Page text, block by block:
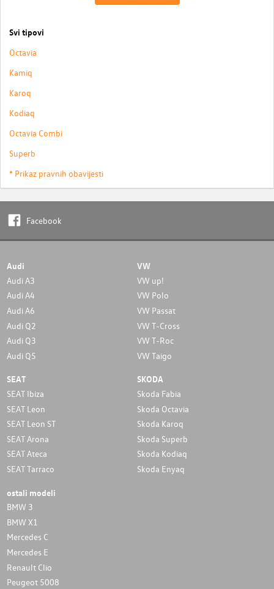
Svi tipovi
Octavia
Kamiq
Karoq
Kodiaq
Octavia Combi
Superb
* Prikaz pravnih obavijesti
Facebook
Audi
Audi A3
Audi A4
Audi A6
Audi Q2
Audi Q3
Audi Q5
VW
VW up!
VW Polo
VW Passat
VW T-Cross
VW T-Roc
VW Taigo
SEAT
SEAT Ibiza
SEAT Leon
SEAT Leon ST
SEAT Arona
SEAT Ateca
SEAT Tarraco
SKODA
Skoda Fabia
Skoda Octavia
Skoda Karoq
Skoda Superb
Skoda Kodiaq
Skoda Enyaq
ostali modeli
BMW 3
BMW X1
Mercedes C
Mercedes E
Renault Clio
Peugeot 5008